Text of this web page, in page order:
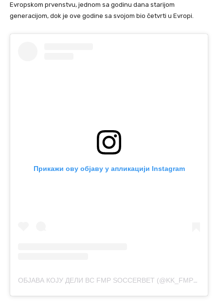
Evropskom prvenstvu, jednom sa godinu dana starijom
generacijom, dok je ove godine sa svojom bio četvrti u Evropi.
Прикажи ову објаву у апликацији Instagram
ОБЈАВА КОЈУ ДЕЛИ BC FMP SOCCERBET (@KK_FMP_BEOGRAD)